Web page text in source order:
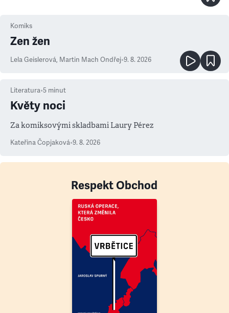
Komiks
Zen žen
Lela Geislerová, Martin Mach Ondřej•9. 8. 2026
Literatura•5 minut
Květy noci
Za komiksovými skladbami Laury Pérez
Kateřina Čopjaková•9. 8. 2026
Respekt Obchod